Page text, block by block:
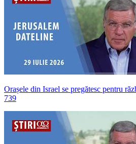
Orașele din Israel se pregătesc pentru
739